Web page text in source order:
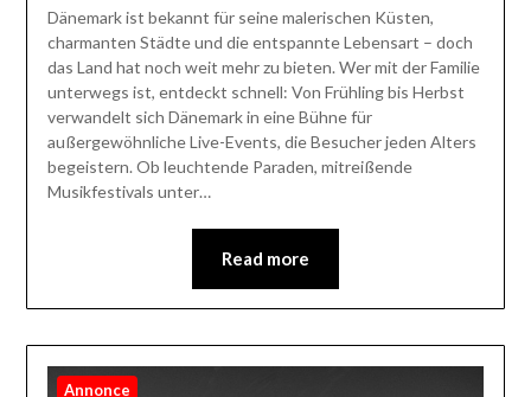
Dänemark ist bekannt für seine malerischen Küsten,
charmanten Städte und die entspannte Lebensart – doch
das Land hat noch weit mehr zu bieten. Wer mit der Familie
unterwegs ist, entdeckt schnell: Von Frühling bis Herbst
verwandelt sich Dänemark in eine Bühne für
außergewöhnliche Live-Events, die Besucher jeden Alters
begeistern. Ob leuchtende Paraden, mitreißende
Musikfestivals unter…
Read more
Annonce